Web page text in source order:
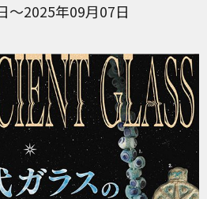
～2025年09月07日